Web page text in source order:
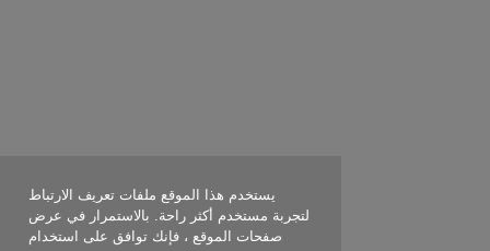
يستخدم هذا الموقع ملفات تعريف الارتباط
لتجربة مستخدم أكثر راحة. بالاستمرار في عرض
صفحات الموقع ، فإنك توافق على استخدام